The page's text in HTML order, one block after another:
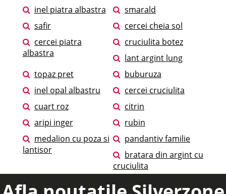
inel piatra albastra
smarald
safir
cercei cheia sol
cercei piatra
albastra
cruciulita botez
lant argint lung
topaz pret
buburuza
inel opal albastru
cercei cruciulita
cuart roz
citrin
aripi inger
rubin
medalion cu poza si
lantisor
pandantiv familie
bratara din argint cu
cruciulita